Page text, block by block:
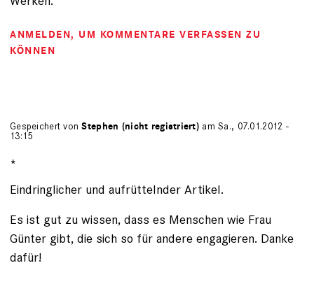
ANMELDEN, UM KOMMENTARE VERFASSEN ZU
KÖNNEN
Gespeichert vonStephen (nicht registriert) am Sa., 07.01.2012 -
13:15
*
Eindringlicher und aufrüttelnder Artikel.
Es ist gut zu wissen, dass es Menschen wie Frau
Günter gibt, die sich so für andere engagieren. Danke
dafür!